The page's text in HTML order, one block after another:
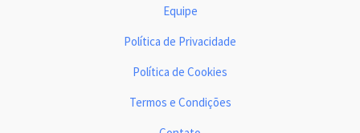
Equipe
Política de Privacidade
Política de Cookies
Termos e Condições